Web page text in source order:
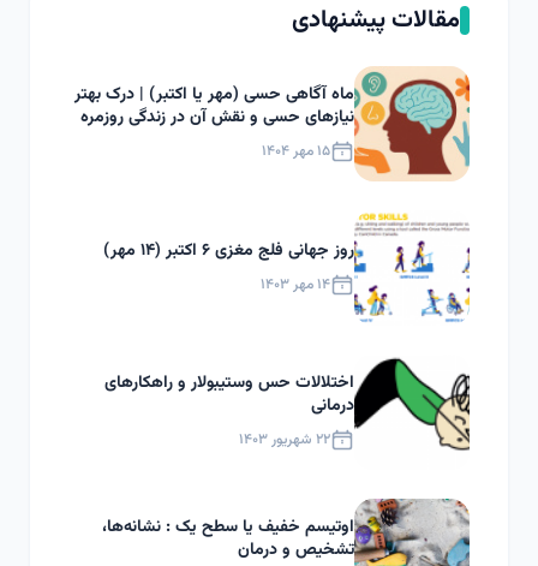
مقالات پیشنهادی
ماه آگاهی حسی (مهر یا اکتبر) | درک بهتر
نیازهای حسی و نقش آن در زندگی روزمره
۱۵ مهر ۱۴۰۴
روز جهانی فلج مغزی ۶ اکتبر (۱۴ مهر)
۱۴ مهر ۱۴۰۳
اختلالات حس وستیبولار و راهکارهای
درمانی
۲۲ شهریور ۱۴۰۳
اوتیسم خفیف یا سطح یک : نشانه‌ها،
تشخیص و درمان